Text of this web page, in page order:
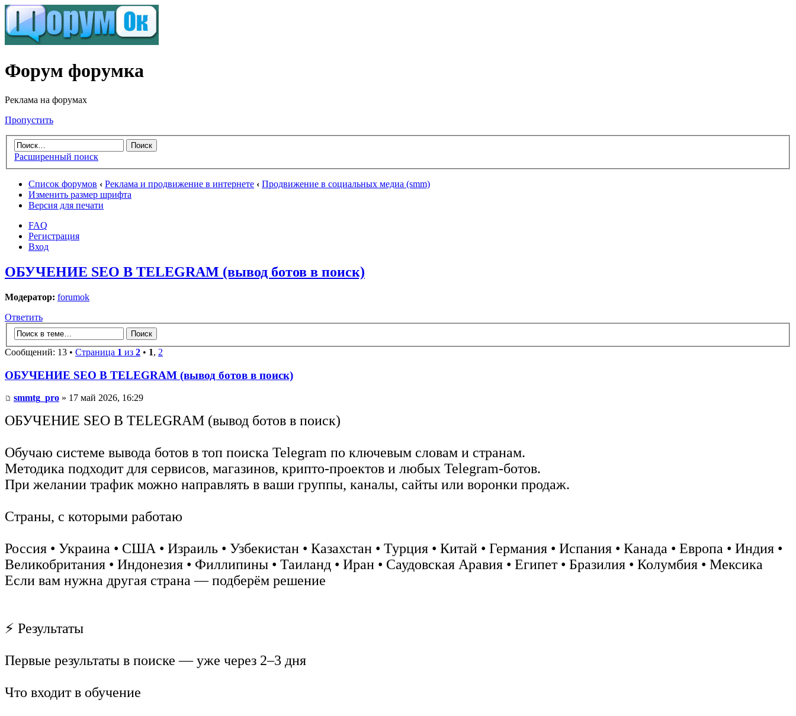
Форум форумка
Реклама на форумах
Пропустить
Расширенный поиск
Список форумов ‹ Реклама и продвижение в интернете ‹ Продвижение в социальных медиа (smm)
Изменить размер шрифта
Версия для печати
FAQ
Регистрация
Вход
ОБУЧЕНИЕ SEO В TELEGRAM (вывод ботов в поиск)
Модератор: forumok
Ответить
Сообщений: 13 • Страница 1 из 2 • 1, 2
ОБУЧЕНИЕ SEO В TELEGRAM (вывод ботов в поиск)
smmtg_pro » 17 май 2026, 16:29
ОБУЧЕНИЕ SEO В TELEGRAM (вывод ботов в поиск)
Обучаю системе вывода ботов в топ поиска Telegram по ключевым словам и странам.
Методика подходит для сервисов, магазинов, крипто-проектов и любых Telegram-ботов.
При желании трафик можно направлять в ваши группы, каналы, сайты или воронки продаж.
Страны, с которыми работаю
Россия • Украина • США • Израиль • Узбекистан • Казахстан • Турция • Китай • Германия • Испания • Канада • Европа • Индия •
Великобритания • Индонезия • Филлипины • Таиланд • Иран • Саудовская Аравия • Египет • Бразилия • Колумбия • Мексика
Если вам нужна другая страна — подберём решение
⚡️ Результаты
Первые результаты в поиске — уже через 2–3 дня
Что входит в обучение